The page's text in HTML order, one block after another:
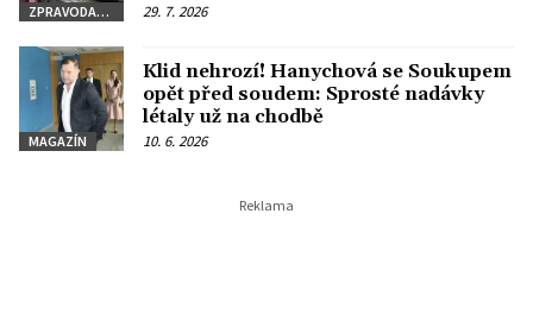
ZPRAVODAJSTVÍ 29. 7. 2026
MAGAZÍN
Klid nehrozí! Hanychová se Soukupem
opět před soudem: Sprosté nadávky
létaly už na chodbě
10. 6. 2026